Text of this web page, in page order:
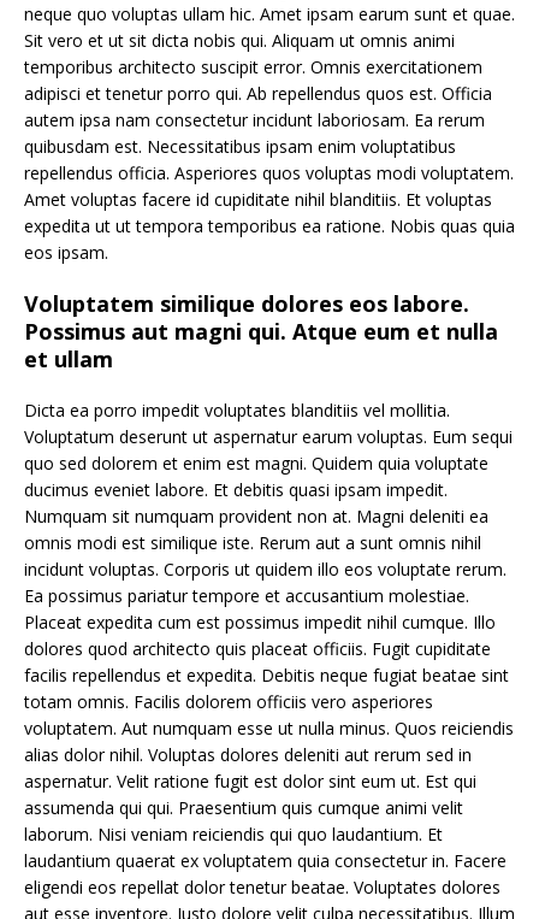
neque quo voluptas ullam hic. Amet ipsam earum sunt et quae.
Sit vero et ut sit dicta nobis qui. Aliquam ut omnis animi
temporibus architecto suscipit error. Omnis exercitationem
adipisci et tenetur porro qui. Ab repellendus quos est. Officia
autem ipsa nam consectetur incidunt laboriosam. Ea rerum
quibusdam est. Necessitatibus ipsam enim voluptatibus
repellendus officia. Asperiores quos voluptas modi voluptatem.
Amet voluptas facere id cupiditate nihil blanditiis. Et voluptas
expedita ut ut tempora temporibus ea ratione. Nobis quas quia
eos ipsam.
Voluptatem similique dolores eos labore.
Possimus aut magni qui. Atque eum et nulla
et ullam
Dicta ea porro impedit voluptates blanditiis vel mollitia.
Voluptatum deserunt ut aspernatur earum voluptas. Eum sequi
quo sed dolorem et enim est magni. Quidem quia voluptate
ducimus eveniet labore. Et debitis quasi ipsam impedit.
Numquam sit numquam provident non at. Magni deleniti ea
omnis modi est similique iste. Rerum aut a sunt omnis nihil
incidunt voluptas. Corporis ut quidem illo eos voluptate rerum.
Ea possimus pariatur tempore et accusantium molestiae.
Placeat expedita cum est possimus impedit nihil cumque. Illo
dolores quod architecto quis placeat officiis. Fugit cupiditate
facilis repellendus et expedita. Debitis neque fugiat beatae sint
totam omnis. Facilis dolorem officiis vero asperiores
voluptatem. Aut numquam esse ut nulla minus. Quos reiciendis
alias dolor nihil. Voluptas dolores deleniti aut rerum sed in
aspernatur. Velit ratione fugit est dolor sint eum ut. Est qui
assumenda qui qui. Praesentium quis cumque animi velit
laborum. Nisi veniam reiciendis qui quo laudantium. Et
laudantium quaerat ex voluptatem quia consectetur in. Facere
eligendi eos repellat dolor tenetur beatae. Voluptates dolores
aut esse inventore. Iusto dolore velit culpa necessitatibus. Illum